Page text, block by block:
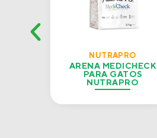
NUTRAPRO
ARENA MEDICHECK
PARA GATOS
NUTRAPRO